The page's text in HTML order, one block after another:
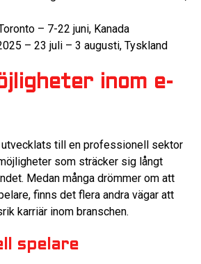
– 7-22 juni, Kanada
– 23 juli – 3 augusti, Tyskland
inom e-
utvecklats till en professionell sektor
som sträcker sig långt
Medan många drömmer om att
finns det flera andra vägar att
karriär inom branschen.
spelare